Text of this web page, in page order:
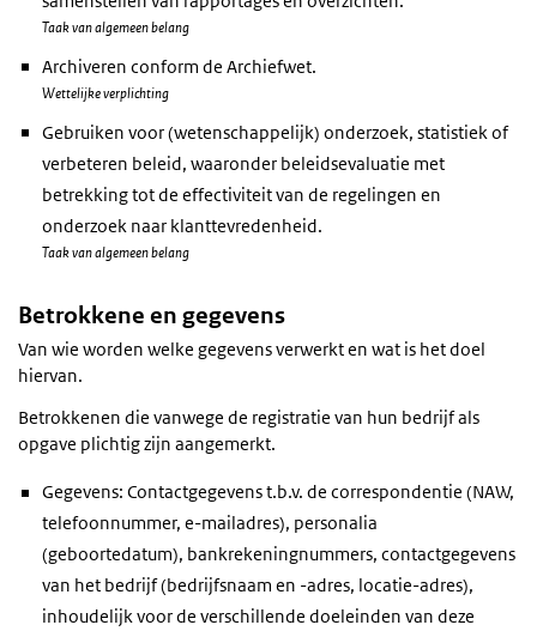
Taak van algemeen belang
Archiveren conform de Archiefwet.
Wettelijke verplichting
Gebruiken voor (wetenschappelijk) onderzoek, statistiek of
verbeteren beleid, waaronder beleidsevaluatie met
betrekking tot de effectiviteit van de regelingen en
onderzoek naar klanttevredenheid.
Taak van algemeen belang
Betrokkene en gegevens
Van wie worden welke gegevens verwerkt en wat is het doel
hiervan.
Betrokkenen die vanwege de registratie van hun bedrijf als
opgave plichtig zijn aangemerkt.
Gegevens: Contactgegevens t.b.v. de correspondentie (NAW,
telefoonnummer, e-mailadres), personalia
(geboortedatum), bankrekeningnummers, contactgegevens
van het bedrijf (bedrijfsnaam en -adres, locatie-adres),
inhoudelijk voor de verschillende doeleinden van deze